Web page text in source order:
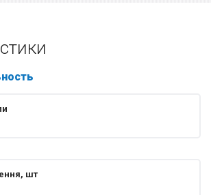
комфорту і зручності при
А (підходить для терапевтичних цілей)
швидкості, часу, дистанції,
кардіо датчик на рукоятках,
для кардиодатчики Polar
шт